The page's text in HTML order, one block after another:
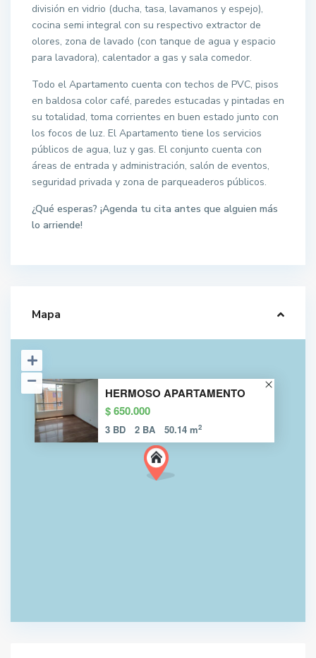
división en vidrio (ducha, tasa, lavamanos y espejo),
cocina semi integral con su respectivo extractor de
olores, zona de lavado (con tanque de agua y espacio
para lavadora), calentador a gas y sala comedor.
Todo el Apartamento cuenta con techos de PVC, pisos
en baldosa color café, paredes estucadas y pintadas en
su totalidad, toma corrientes en buen estado junto con
los focos de luz. El Apartamento tiene los servicios
públicos de agua, luz y gas. El conjunto cuenta con
áreas de entrada y administración, salón de eventos,
seguridad privada y zona de parqueaderos públicos.
¿Qué esperas? ¡Agenda tu cita antes que alguien más
lo arriende!
Mapa
HERMOSO APARTAMENTO
$ 650.000
3 BD 2 BA 50.14 m2